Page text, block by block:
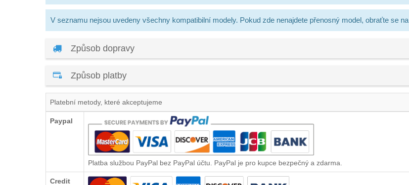
V seznamu nejsou uvedeny všechny kompatibilní modely. Pokud zde nenajdete přenosný model, obraťte se na
Způsob dopravy
Způsob platby
Platební metody, které akceptujeme
Paypal
Platba službou PayPal bez PayPal účtu. PayPal je pro kupce bezpečný a zdarma.
Credit